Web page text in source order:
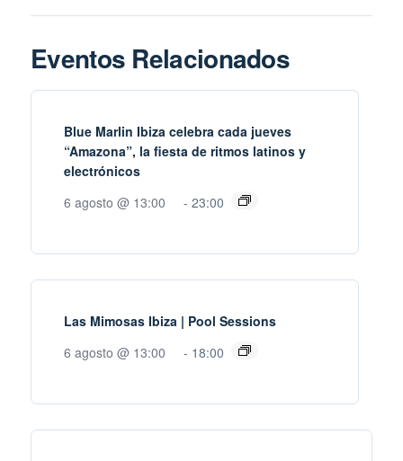
Eventos Relacionados
Blue Marlin Ibiza celebra cada jueves
“Amazona”, la fiesta de ritmos latinos y
electrónicos
6 agosto @ 13:00
- 23:00
Las Mimosas Ibiza | Pool Sessions
6 agosto @ 13:00
- 18:00